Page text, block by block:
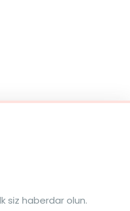
siz haberdar olun.